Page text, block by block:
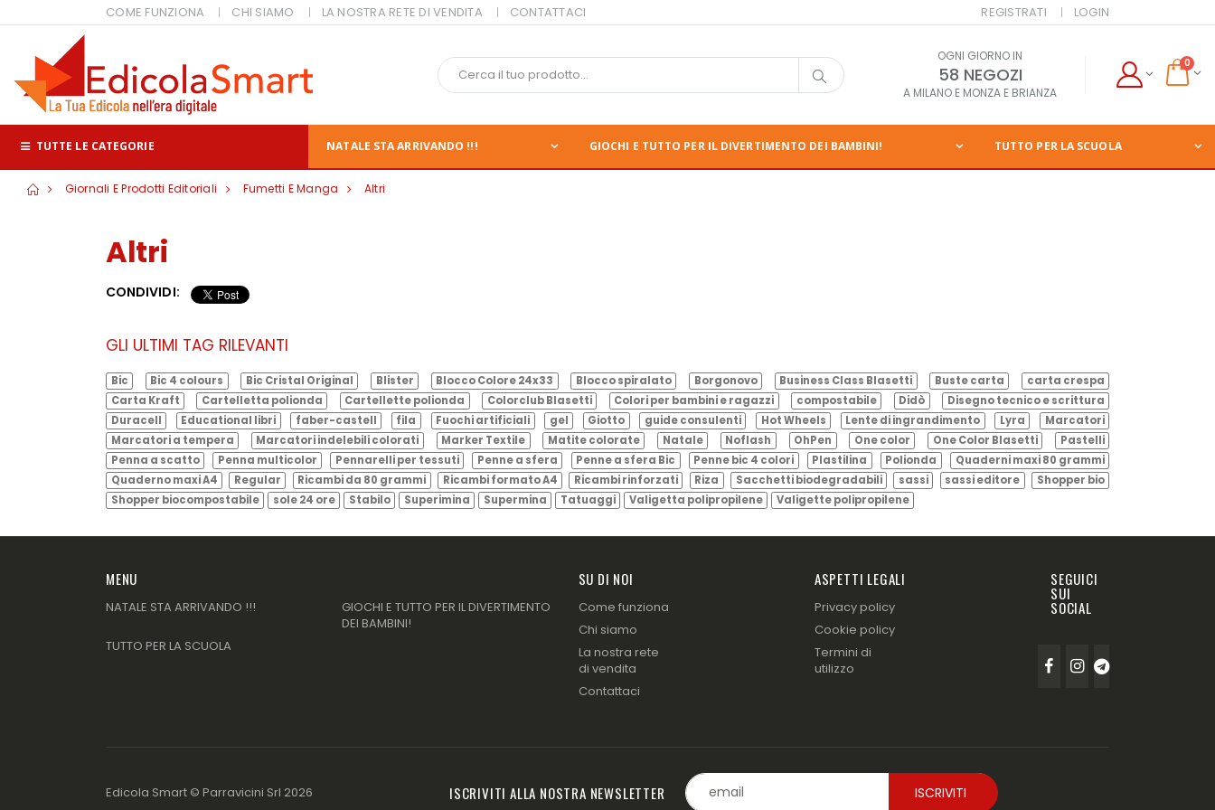
COME FUNZIONA CHI SIAMO LA NOSTRA RETE DI VENDITA CONTATTACI REGISTRATI LOGIN
OGNI GIORNO IN
58 NEGOZI
A MILANO E MONZA E BRIANZA
0
TUTTE LE CATEGORIE NATALE STA ARRIVANDO !!! GIOCHI E TUTTO PER IL DIVERTIMENTO DEI BAMBINI! TUTTO PER LA SCUOLA
Giornali E Prodotti Editoriali Fumetti E Manga Altri
Altri
CONDIVIDI:
GLI ULTIMI TAG RILEVANTI
Bic Bic 4 colours Bic Cristal Original Blister Blocco Colore 24x33 Blocco spiralato Borgonovo Business Class Blasetti Buste carta
carta crespa
Carta Kraft
Cartelletta polionda Cartellette polionda Colorclub Blasetti Colori per bambini e ragazzi compostabile Didò
Disegno tecnico e scrittura
Duracell
Educational libri faber-castell fila Fuochi artificiali gel Giotto guide consulenti Hot Wheels Lente di ingrandimento Lyra
Marcatori
Marcatori a tempera
Marcatori indelebili colorati Marker Textile Matite colorate Natale Noflash OhPen One color One Color Blasetti
Pastelli
Penna a scatto
Penna multicolor Pennarelli per tessuti Penne a sfera Penne a sfera Bic Penne bic 4 colori Plastilina Polionda
Quaderni maxi 80 grammi
Quaderno maxi A4
Regular Ricambi da 80 grammi Ricambi formato A4 Ricambi rinforzati Riza Sacchetti biodegradabili sassi sassi editore
Shopper bio
Shopper biocompostabile
sole 24 ore Stabilo Superimina Supermina Tatuaggi Valigetta polipropilene Valigette polipropilene
MENU
NATALE STA ARRIVANDO !!!
GIOCHI E TUTTO PER IL DIVERTIMENTO
DEI BAMBINI!
TUTTO PER LA SCUOLA
SU DI NOI
Come funziona
Chi siamo
La nostra rete
di vendita
Contattaci
ASPETTI LEGALI
Privacy policy
Cookie policy
Termini di
utilizzo
SEGUICI
SUI
SOCIAL
Edicola Smart © Parravicini Srl 2026 ISCRIVITI ALLA NOSTRA NEWSLETTER